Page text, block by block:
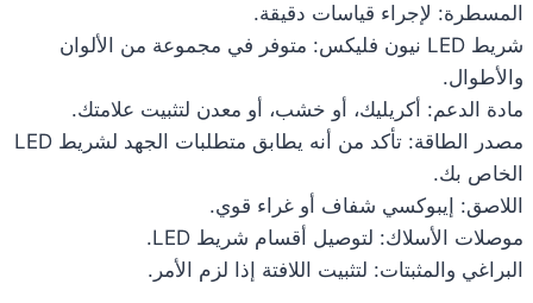
المسطرة: لإجراء قياسات دقيقة.
شريط LED نيون فليكس: متوفر في مجموعة من الألوان
والأطوال.
مادة الدعم: أكريليك، أو خشب، أو معدن لتثبيت علامتك.
مصدر الطاقة: تأكد من أنه يطابق متطلبات الجهد لشريط LED
الخاص بك.
اللاصق: إيبوكسي شفاف أو غراء قوي.
موصلات الأسلاك: لتوصيل أقسام شريط LED.
البراغي والمثبتات: لتثبيت اللافتة إذا لزم الأمر.